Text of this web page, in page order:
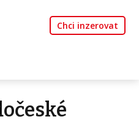
Chci inzerovat